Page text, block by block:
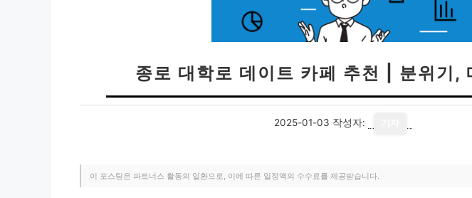
종로 대학로 데이트 카페 추천 | 분위기,
2025-01-03 작성자:
이 포스팅은 파트너스 활동의 일환으로, 이에 따른 일정액의 수수료를 제공받습니다.